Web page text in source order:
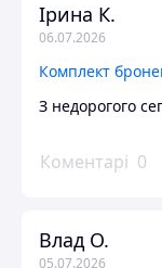
Ірина К.
06.07.2026
З недорогого
Коментарі 0
Влад О.
05.07.2026